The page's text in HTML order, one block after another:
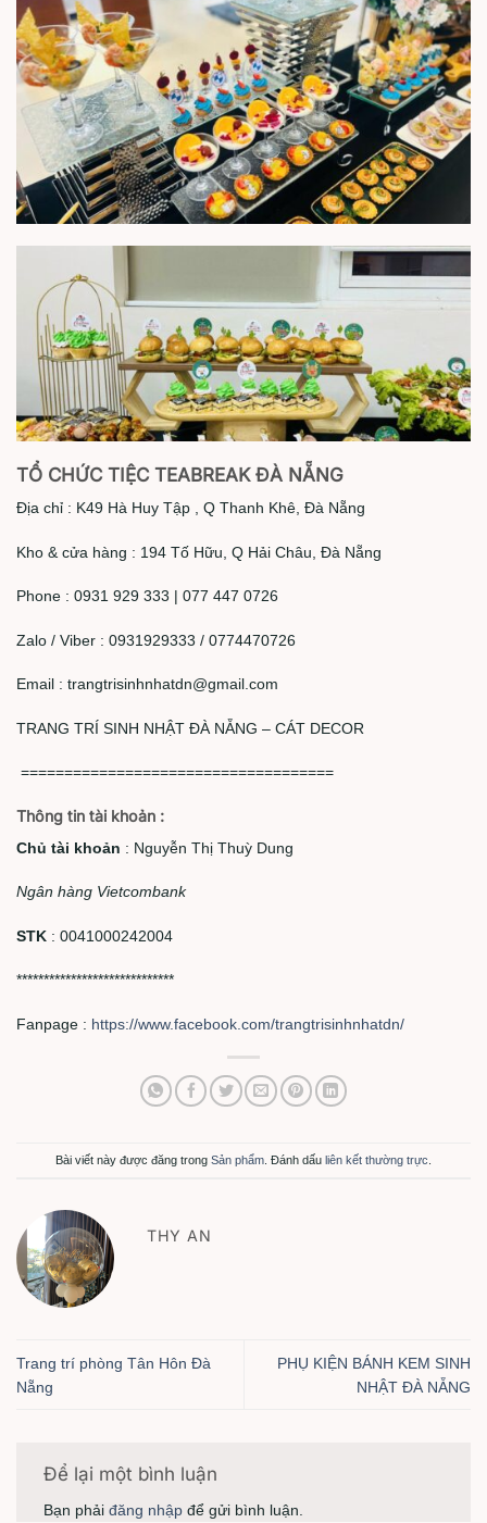
TỔ CHỨC TIỆC TEABREAK ĐÀ NẴNG
Địa chỉ : K49 Hà Huy Tập , Q Thanh Khê, Đà Nẵng
Kho & cửa hàng : 194 Tố Hữu, Q Hải Châu, Đà Nẵng
Phone : 0931 929 333 | 077 447 0726
Zalo / Viber : 0931929333 / 0774470726
Email : trangtrisinhnhatdn@gmail.com
TRANG TRÍ SINH NHẬT ĐÀ NẴNG – CÁT DECOR
====================================
Thông tin tài khoản :
Chủ tài khoản : Nguyễn Thị Thuỳ Dung
Ngân hàng Vietcombank
STK : 0041000242004
*****************************
Fanpage : https://www.facebook.com/trangtrisinhnhatdn/
Bài viết này được đăng trong Sản phẩm . Đánh dấu liên kết thường trực
THY AN
Trang trí phòng Tân Hôn Đà
Nẵng
PHỤ KIỆN BÁNH KEM SINH
NHẬT ĐÀ NẴNG
Để lại một bình luận
Bạn phải đăng nhập để gửi bình luận.